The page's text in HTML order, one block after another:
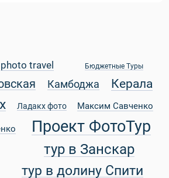
photo travel Бюджетные Туры
Камбоджа
Керала
Ладакх фото Максим Савченко
Проект ФотоТур
тур в Занскар
тур в долину Спити